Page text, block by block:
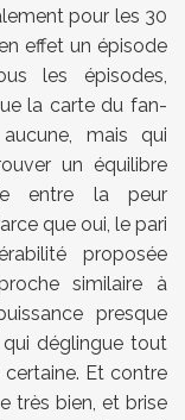
pour les 30
effet un épisode
les épisodes,
la carte du fan-
mais qui
un équilibre
entre la peur
que oui, le pari
proposée
similaire à
presque
qui déglingue tout
Et contre
très bien, et brise